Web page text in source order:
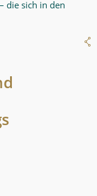
die sich in den